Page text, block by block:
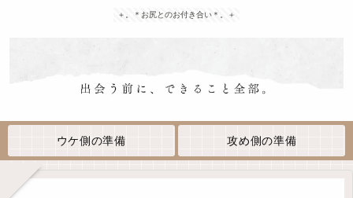
＋。＊お尻とのお付き合い＊。＋
ウケ側の準備 攻め側の準備